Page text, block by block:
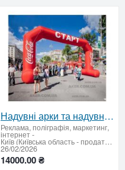
Надувні арки та надувні намети. Надувна рекламна.
Реклама, поліграфія, маркетинг,
інтернет-
Київ (Київська область - продати купити)
26/02/2026
14000.00 ₴